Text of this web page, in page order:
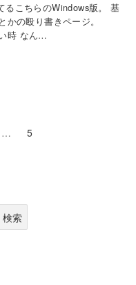
るこちらのWindows版。 基
の殴り書きページ。
時 なん…
… 5
検索